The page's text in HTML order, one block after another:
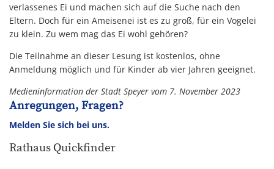
verlassenes Ei und machen sich auf die Suche nach den
Eltern. Doch für ein Ameisenei ist es zu groß, für ein Vogelei
zu klein. Zu wem mag das Ei wohl gehören?
Die Teilnahme an dieser Lesung ist kostenlos, ohne
Anmeldung möglich und für Kinder ab vier Jahren geeignet.
Medieninformation der Stadt Speyer vom 7. November 2023
Anregungen, Fragen?
Melden Sie sich bei uns.
Rathaus Quickfinder